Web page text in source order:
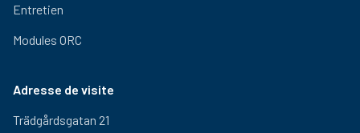
Entretien
Modules ORC
Adresse de visite
Trädgårdsgatan 21